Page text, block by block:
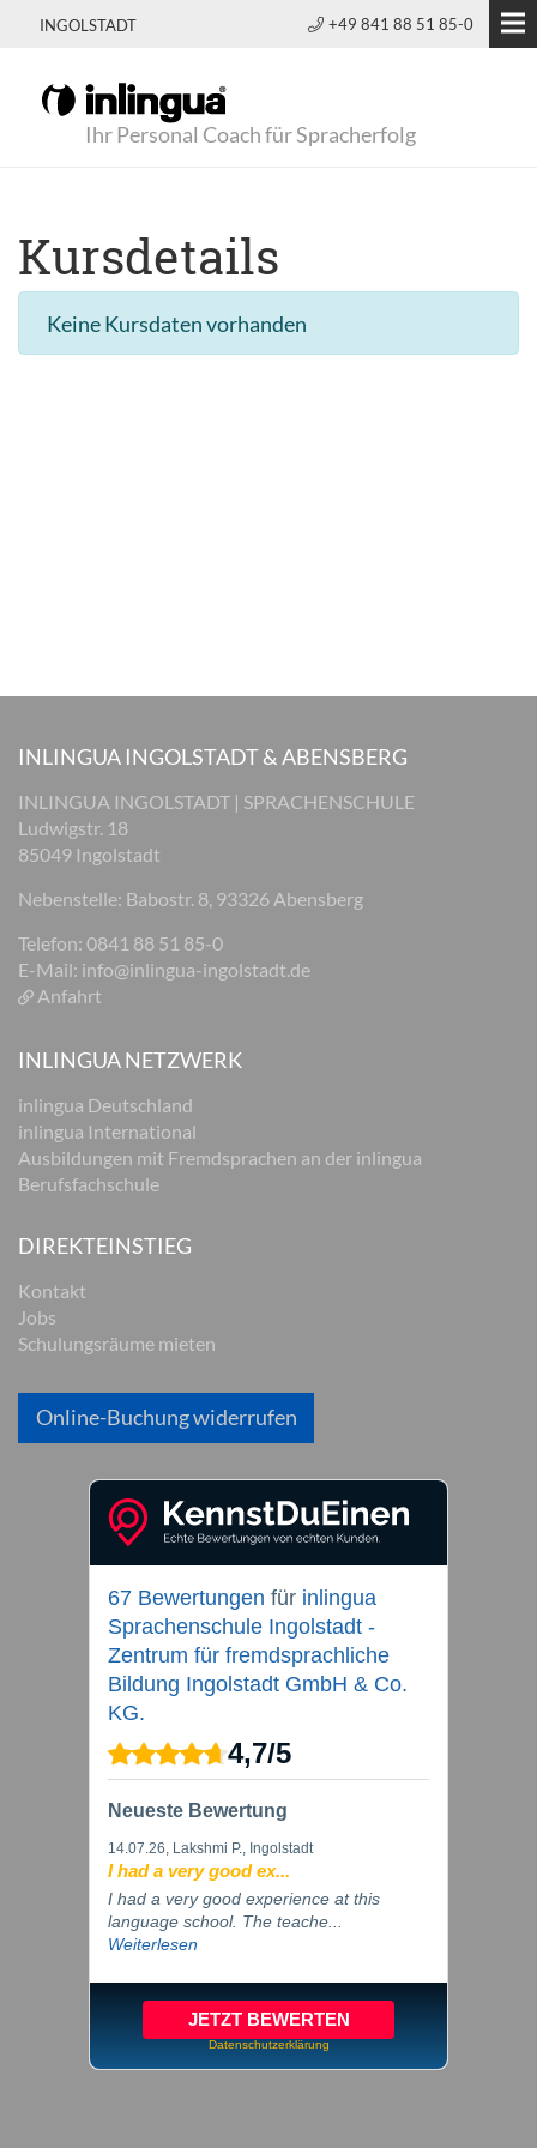
INGOLSTADT +49 841 88 51 85-0
Ihr Personal Coach für Spracherfolg
Kursdetails
Keine Kursdaten vorhanden
INLINGUA INGOLSTADT & ABENSBERG
INLINGUA INGOLSTADT | SPRACHENSCHULE
Ludwigstr. 18
85049 Ingolstadt
Nebenstelle: Babostr. 8, 93326 Abensberg
Telefon: 0841 88 51 85-0
E-Mail: info@inlingua-ingolstadt.de
Anfahrt
INLINGUA NETZWERK
inlingua Deutschland
inlingua International
Ausbildungen mit Fremdsprachen an der inlingua
Berufsfachschule
DIREKTEINSTIEG
Kontakt
Jobs
Schulungsräume mieten
Online-Buchung widerrufen
67 Bewertungen für inlingua
Sprachenschule Ingolstadt -
Zentrum für fremdsprachliche
Bildung Ingolstadt GmbH & Co.
KG.
4,7/5
Neueste Bewertung
14.07.26, Lakshmi P., Ingolstadt
I had a very good ex...
I had a very good experience at this
language school. The teache...
Weiterlesen
JETZT BEWERTEN
Datenschutzerklärung